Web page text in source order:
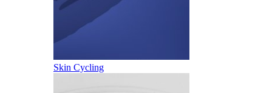
Skin Cycling